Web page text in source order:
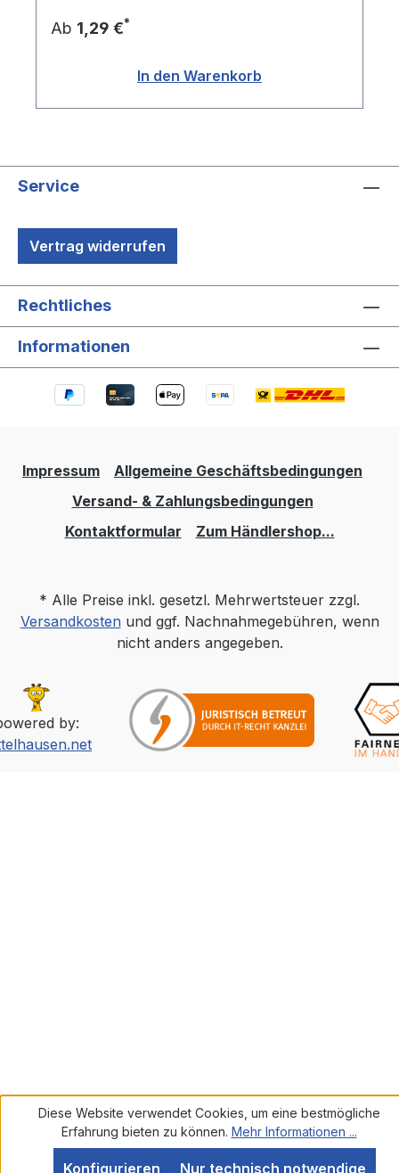
Ab 1,29 €*
In den Warenkorb
Service
Vertrag widerrufen
Rechtliches
Informationen
Impressum
Allgemeine Geschäftsbedingungen
Versand- & Zahlungsbedingungen
Kontaktformular
Zum Händlershop...
* Alle Preise inkl. gesetzl. Mehrwertsteuer zzgl.
Versandkostenund ggf. Nachnahmegebühren, wenn
nicht anders angegeben.
by:
Diese Website verwendet Cookies, um eine bestmögliche
Erfahrung bieten zu können. Mehr Informationen ...
Nur technisch notwendige
Konfigurieren